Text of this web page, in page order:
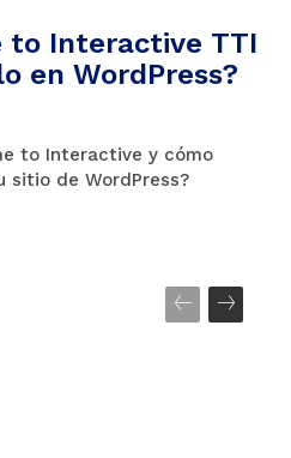
to Interactive TTI
en WordPress?
to Interactive y cómo
sitio de WordPress?